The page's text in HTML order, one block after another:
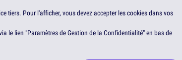
tiers. Pour l'afficher, vous devez accepter les cookies dans vos
le lien "Paramètres de Gestion de la Confidentialité" en bas de